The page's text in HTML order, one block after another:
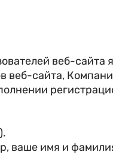
веб-
сайта,
имя и